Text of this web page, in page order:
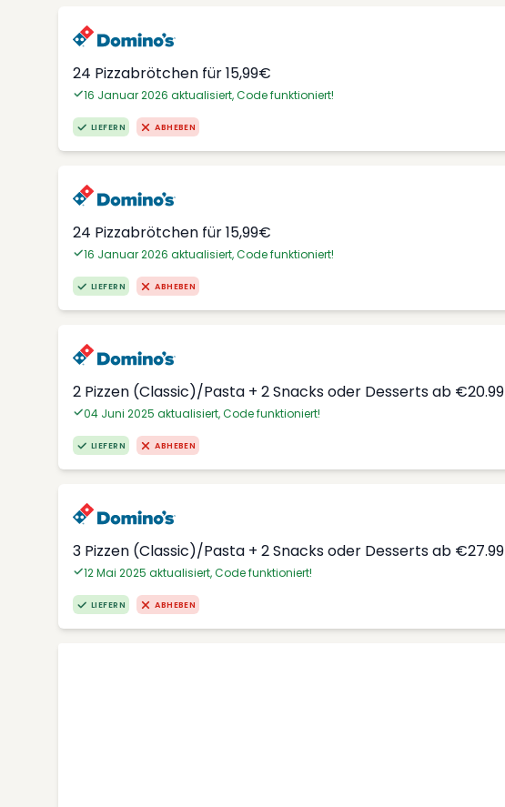
24 Pizzabrötchen für 15,99€
16 Januar 2026 aktualisiert, Code funktioniert!
LIEFERN ABHEBEN
24 Pizzabrötchen für 15,99€
16 Januar 2026 aktualisiert, Code funktioniert!
LIEFERN ABHEBEN
2 Pizzen (Classic)/Pasta + 2 Snacks oder Desserts ab €20.99
04 Juni 2025 aktualisiert, Code funktioniert!
LIEFERN ABHEBEN
3 Pizzen (Classic)/Pasta + 2 Snacks oder Desserts ab €27.99
12 Mai 2025 aktualisiert, Code funktioniert!
LIEFERN ABHEBEN